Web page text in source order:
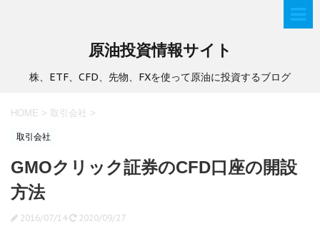
原油投資情報サイト
株、ETF、CFD、先物、FXを使って原油に投資するブログ
HOME > 取引会社 >
取引会社
GMOクリック証券のCFD口座の開設
方法
2016/07/14 2020/09/27